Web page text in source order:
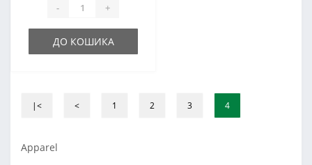
- +
ДО КОШИКА
|< < 1 2 3 4
Apparel